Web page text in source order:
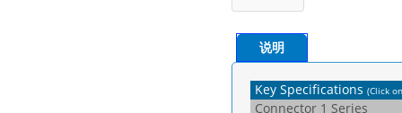
说明
Key Specifications (Click
Connector 1 Series